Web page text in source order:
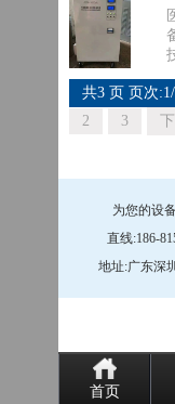
共3 页 页次
2
3
为您的设
直线:186-
地址:广东深
首页